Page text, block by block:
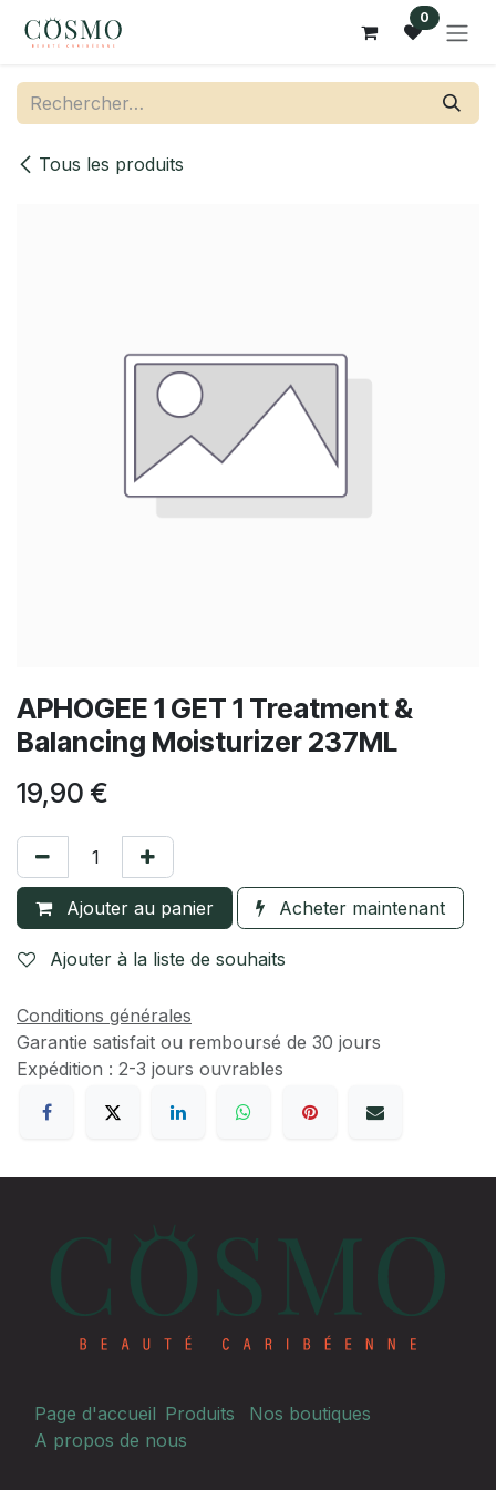
Se rendre au contenu 0
Tous les produits
APHOGEE 1 GET 1 Treatment &
Balancing Moisturizer 237ML
19,90 €
Ajouter au panier Acheter maintenant
Ajouter à la liste de souhaits
Conditions générales
Garantie satisfait ou remboursé de 30 jours
Expédition : 2-3 jours ouvrables
Page d'accueil Produits
Nos boutiques
A propos de nous